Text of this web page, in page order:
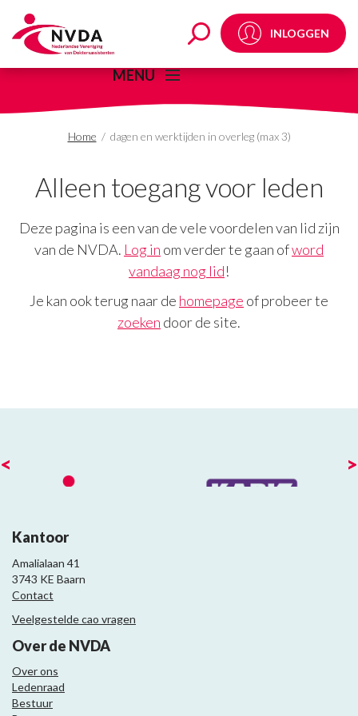
dagen en werktijden
INLOGGEN
MENU
Home / dagen en werktijden in overleg (max 3)
Alleen toegang voor leden
Deze pagina is een van de vele voordelen van lid zijn
van de NVDA. Log in om verder te gaan ofword
vandaag nog lid!
Je kan ook terug naar de homepage of probeer te
zoeken door de site.
< >
Kantoor
Amalialaan 41
3743 KE Baarn
Contact
Veelgestelde cao vragen
Over de NVDA
Over ons
Ledenraad
Bestuur